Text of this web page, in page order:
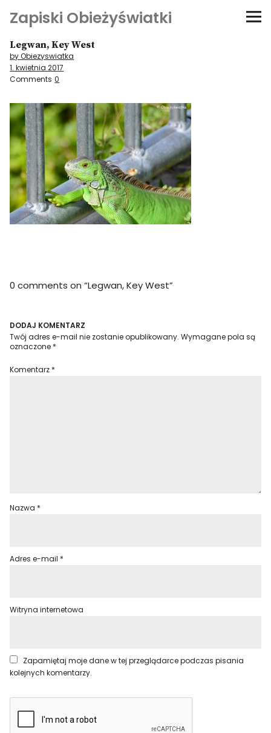
Zapiski Obieżyświatki
Podróże
Kultura i sztuka
Kątem oka
O-fiszki
Niezwyczajne ściany
Dom na kółkach
Legwan, Key West
by Obiezyswiatka
1. kwietnia 2017
Comments 0
0 comments on “Legwan, Key West”
DODAJ KOMENTARZ
Twój adres e-mail nie zostanie opublikowany. Wymagane pola są
oznaczone *
Komentarz *
Nazwa *
Adres e-mail *
Witryna internetowa
Zapamiętaj moje dane w tej przeglądarce podczas pisania
kolejnych komentarzy.